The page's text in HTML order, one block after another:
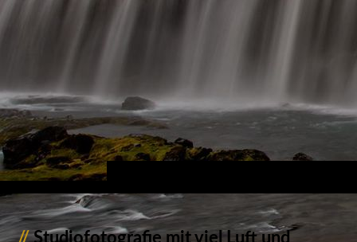
//Studiofotografie mit viel Luft und